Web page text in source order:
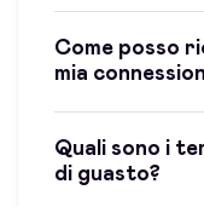
Come posso
mia
Quali sono i
di guasto?